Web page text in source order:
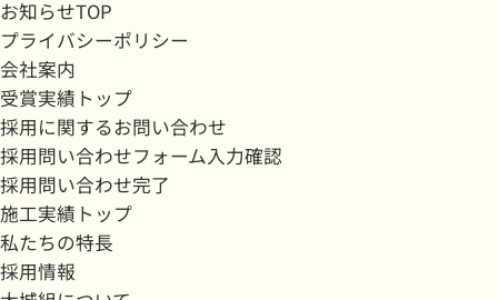
お知らせTOP
プライバシーポリシー
会社案内
受賞実績トップ
採用に関するお問い合わせ
採用問い合わせフォーム入力確認
採用問い合わせ完了
施工実績トップ
私たちの特長
採用情報